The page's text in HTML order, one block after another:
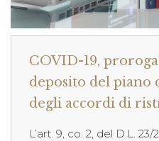
COVID-19,
deposito del piano
degli accordi di
L’art. 9, co. 2, del D.L.